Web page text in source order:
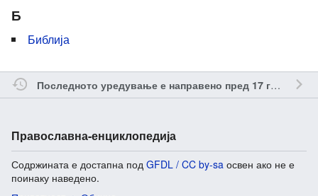
Б
Библија
Последното уредување е направено пред 17 години од
Православна-енциклопедија
Содржината е достапна под GFDL / CC by-sa освен ако не е
поинаку наведено.